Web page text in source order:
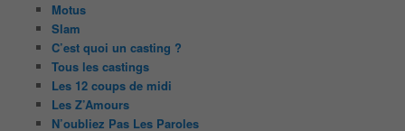
Motus
Slam
C’est quoi un casting ?
Tous les castings
Les 12 coups de midi
Les Z’Amours
N’oubliez Pas Les Paroles